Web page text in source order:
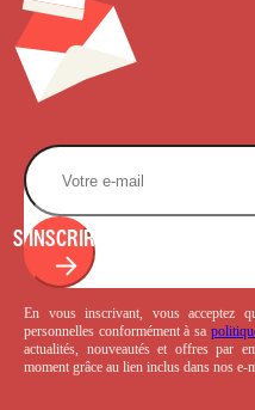
S'INSCRIRE
En vous inscrivant, vous acceptez
personnelles conformément à sa
actualités, nouveautés et offres par
moment grâce au lien inclus dans nos e-